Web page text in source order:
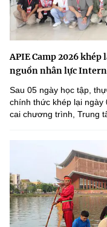
APIE Camp 2026
nguồn nhân lực
Sau 05 ngày học tập,
chính thức khép lại ngày
cai chương trình, Trung